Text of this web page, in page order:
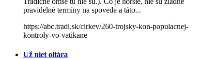
pravidelné termíny na spovede a táto...
https://abc.tradi.sk/cirkev/260-trojsky-kon-populacnej-
kontroly-vo-vatikane
Už niet oltára